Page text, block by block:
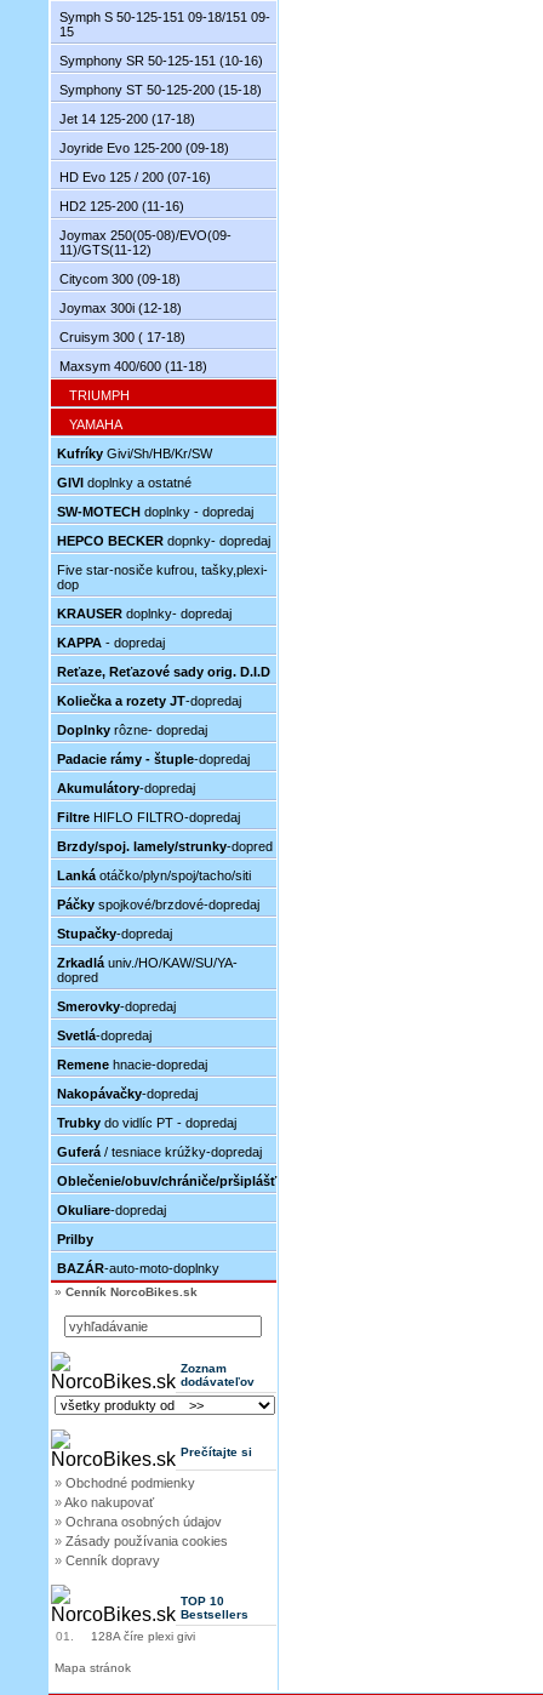
Symph S 50-125-151 09-18/151 09-
15
Symphony SR 50-125-151 (10-16)
Symphony ST 50-125-200 (15-18)
Jet 14 125-200 (17-18)
Joyride Evo 125-200 (09-18)
HD Evo 125 / 200 (07-16)
HD2 125-200 (11-16)
Joymax 250(05-08)/EVO(09-
11)/GTS(11-12)
Citycom 300 (09-18)
Joymax 300i (12-18)
Cruisym 300 ( 17-18)
Maxsym 400/600 (11-18)
TRIUMPH
YAMAHA
Kufríky Givi/Sh/HB/Kr/SW
GIVI doplnky a ostatné
SW-MOTECH doplnky - dopredaj
HEPCO BECKER dopnky- dopredaj
Five star-nosiče kufrou, tašky,plexi-
dop
KRAUSER doplnky- dopredaj
KAPPA - dopredaj
Reťaze, Reťazové sady orig. D.I.D
Koliečka a rozety JT-dopredaj
Doplnky rôzne- dopredaj
Padacie rámy - štuple-dopredaj
Akumulátory-dopredaj
Filtre HIFLO FILTRO-dopredaj
Brzdy/spoj. lamely/strunky-dopred
Lanká otáčko/plyn/spoj/tacho/siti
Páčky spojkové/brzdové-dopredaj
Stupačky-dopredaj
Zrkadlá univ./HO/KAW/SU/YA-
dopred
Smerovky-dopredaj
Svetlá-dopredaj
Remene hnacie-dopredaj
Nakopávačky-dopredaj
Trubky do vidlíc PT - dopredaj
Guferá / tesniace krúžky-dopredaj
Oblečenie/obuv/chrániče/pršiplášť
Okuliare-dopredaj
Prilby
BAZÁR-auto-moto-doplnky
» Cenník NorcoBikes.sk
Zoznam
dodávateľov
Prečítajte si
» Obchodné podmienky
»Ako nakupovať
» Ochrana osobných údajov
» Zásady používania cookies
» Cenník dopravy
TOP 10
Bestsellers
01.
128A číre plexi givi
Mapa stránok